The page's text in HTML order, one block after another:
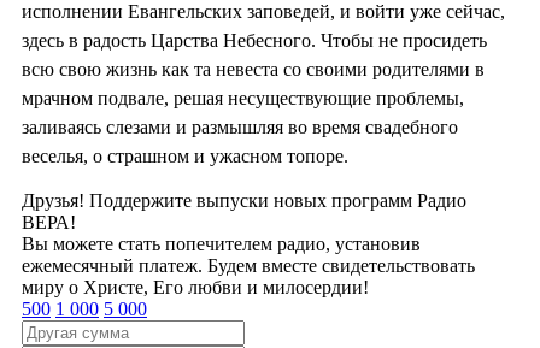
исполнении Евангельских заповедей, и войти уже сейчас,
здесь в радость Царства Небесного. Чтобы не просидеть
всю свою жизнь как та невеста со своими родителями в
мрачном подвале, решая несуществующие проблемы,
заливаясь слезами и размышляя во время свадебного
веселья, о страшном и ужасном топоре.
Друзья! Поддержите выпуски новых программ Радио
ВЕРА!
Вы можете стать попечителем радио, установив
ежемесячный платеж. Будем вместе свидетельствовать
миру о Христе, Его любви и милосердии!
500 1 000 5 000